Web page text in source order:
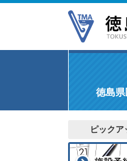
徳島
ピックア